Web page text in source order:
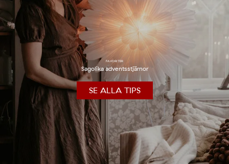
FAVORITER
Sagolika adventsstjärnor
SE ALLA TIPS